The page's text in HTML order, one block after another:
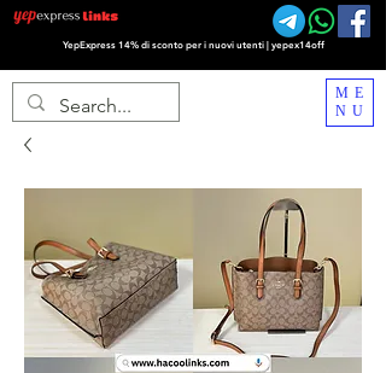
YepExpress 14% di sconto per i nuovi utenti | yepex14off
ME
NU